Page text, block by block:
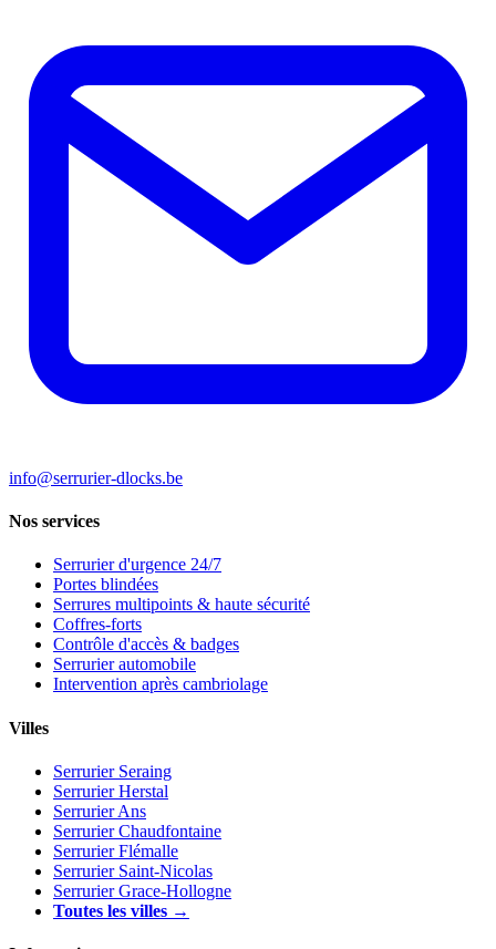
info@serrurier-dlocks.be
Nos services
Serrurier d'urgence 24/7
Portes blindées
Serrures multipoints & haute sécurité
Coffres-forts
Contrôle d'accès & badges
Serrurier automobile
Intervention après cambriolage
Villes
Serrurier Seraing
Serrurier Herstal
Serrurier Ans
Serrurier Chaudfontaine
Serrurier Flémalle
Serrurier Saint-Nicolas
Serrurier Grace-Hollogne
Toutes les villes →